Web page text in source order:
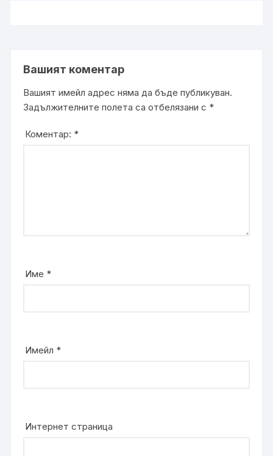
Вашият коментар
Вашият имейл адрес няма да бъде публикуван.
Задължителните полета са отбелязани с *
Коментар: *
Име *
Имейл *
Интернет страница